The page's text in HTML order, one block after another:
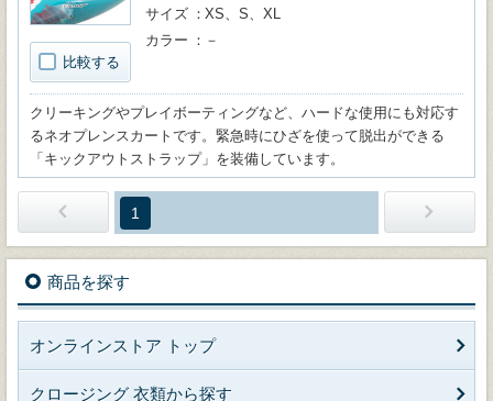
比較する
サイズ
XS、S、XL
カラー
－
クリーキングやプレイボーティングなど、ハードな使用にも対応す
るネオプレンスカートです。緊急時にひざを使って脱出ができる
「キックアウトストラップ」を装備しています。
1
商品を探す
オンラインストア トップ
クロージング 衣類から探す